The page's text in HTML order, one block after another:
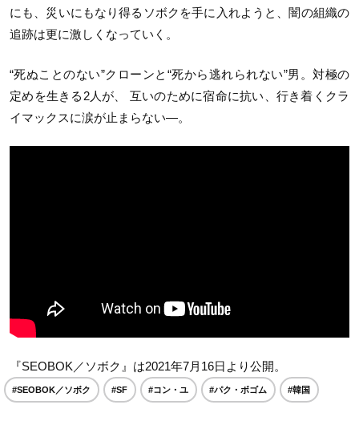
にも、災いにもなり得るソボクを手に入れようと、闇の組織の
追跡は更に激しくなっていく。
“死ぬことのない”クローンと“死から逃れられない”男。対極の
定めを⽣きる2⼈が、 互いのために宿命に抗い、⾏き着くクラ
イマックスに涙が⽌まらない―。
『SEOBOK／ソボク』は2021年7月16日より公開。
#SEOBOK／ソボク #SF #コン・ユ #パク・ボゴム #韓国